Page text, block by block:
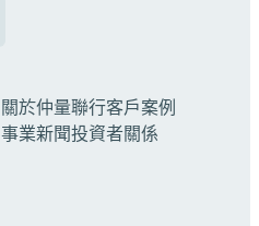
關於仲量聯行客戶案例
事業新聞投資者關係